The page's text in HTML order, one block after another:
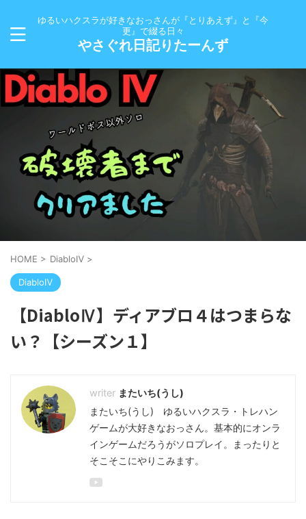
ゆるいハクスラが好きなおっさんが『とりあえず』と『今
更』で綴る日々
やさぐれ日記りたーんず
HOME > DiabloⅣ >
DiabloⅣ
【DiabloⅣ】ディアブロ４はつまらな
い？【シーズン１】
またいち(うし)
またいち(うし) ゆるいハクスラ・トレハン
ゲームが大好きなおっさん。基本的にオンラ
インゲームだろうがソロプレイ。まったりと
そこそこにやりこみます。